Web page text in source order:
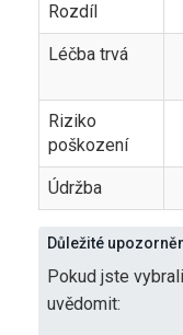
Rozdíl
Léčba trvá
Riziko
poškození
Údržba
Důležité
Pokud jste
uvědomit: